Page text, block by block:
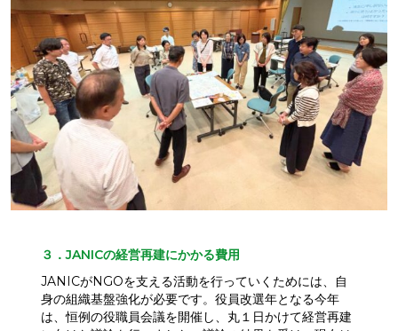
３．JANICの経営再建にかかる費用
JANICがNGOを支える活動を行っていくためには、自
身の組織基盤強化が必要です。役員改選年となる今年
は、恒例の役職員会議を開催し、丸１日かけて経営再建